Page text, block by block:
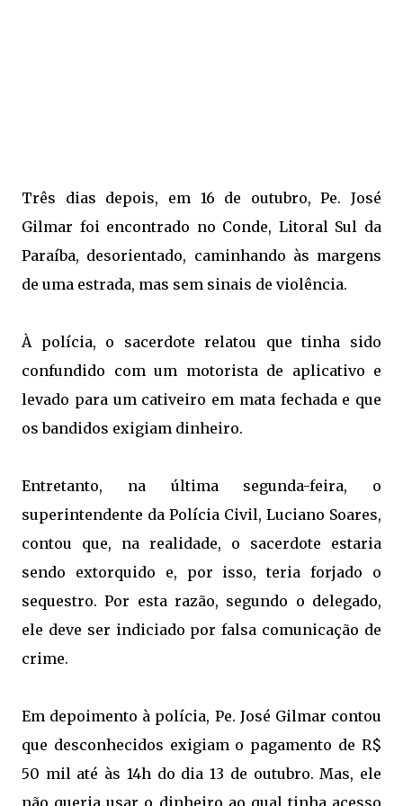
Três dias depois, em 16 de outubro, Pe. José
Gilmar foi encontrado no Conde, Litoral Sul da
Paraíba, desorientado, caminhando às margens
de uma estrada, mas sem sinais de violência.
À polícia, o sacerdote relatou que tinha sido
confundido com um motorista de aplicativo e
levado para um cativeiro em mata fechada e que
os bandidos exigiam dinheiro.
Entretanto, na última segunda-feira, o
superintendente da Polícia Civil, Luciano Soares,
contou que, na realidade, o sacerdote estaria
sendo extorquido e, por isso, teria forjado o
sequestro. Por esta razão, segundo o delegado,
ele deve ser indiciado por falsa comunicação de
crime.
Em depoimento à polícia, Pe. José Gilmar contou
que desconhecidos exigiam o pagamento de R$
50 mil até às 14h do dia 13 de outubro. Mas, ele
não queria usar o dinheiro ao qual tinha acesso